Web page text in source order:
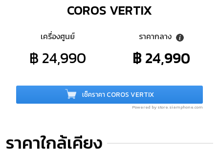
COROS VERTIX
เครื่องศูนย์
฿ 24,990
ราคากลาง
฿ 24,990
เช็คราคา COROS VERTIX
Powered by store.siamphone.com
ราคาใกล้เคียง